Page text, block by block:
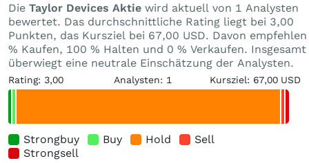
Die Taylor Devices Aktie wird aktuell von 1 Analysten
bewertet. Das durchschnittliche Rating liegt bei 3,00
Punkten, das Kursziel bei 67,00 USD. Davon
% Kaufen, 100 % Halten und 0 % Verkaufen. Insgesamt
überwiegt eine neutrale Einschätzung der Analysten.
Rating: 3,00 Analysten: 1 Kursziel: 67,00 USD
Strongbuy Buy Hold
Sell
Strongsell